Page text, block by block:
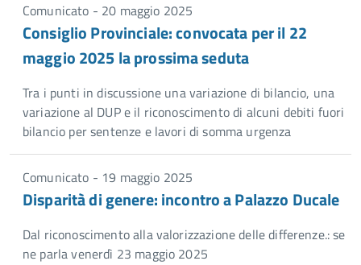
Comunicato - 20 maggio 2025
Consiglio Provinciale: convocata per il 22
maggio 2025 la prossima seduta
Tra i punti in discussione una variazione di bilancio, una
variazione al DUP e il riconoscimento di alcuni debiti fuori
bilancio per sentenze e lavori di somma urgenza
Comunicato - 19 maggio 2025
Disparità di genere: incontro a Palazzo Ducale
Dal riconoscimento alla valorizzazione delle differenze.: se
ne parla venerdì 23 maggio 2025